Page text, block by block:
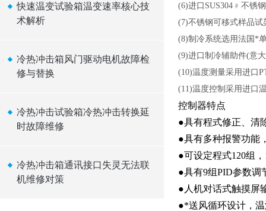
快速温变试验箱温变速率核心技
术解析
冷热冲击箱风门驱动电机故障检
修与替换
冷热冲击试验箱冷热冲击转换延
时故障维修
冷热冲击箱通讯接口失灵无法联
机维修对策
(6)进口SUS304﹟不锈
(7)不锈钢可移式样品
(8)制冷系统选用法国*
(9)进口制冷辅助件(意
(10)温度测量采用进口
(11)温度控制采用进口
控制器特点
●具有程式修正、清
●具有多种报警功能
●可设定程式120组
●具有9组PID参数调
●人机对话式触摸屏
●*送风循环设计，